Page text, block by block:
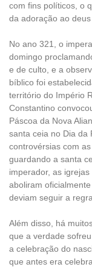
com fins políticos, o
da adoração ao
No ano 321, o
domingo
e de culto, e a
bíblico foi
território do Império
Constantino
Páscoa da Nova
santa ceia no Dia da
controvérsias com
guardando a santa
imperador, as
aboliram
deviam seguir a
Além disso, há
que a verdade
a celebração do
que antes era